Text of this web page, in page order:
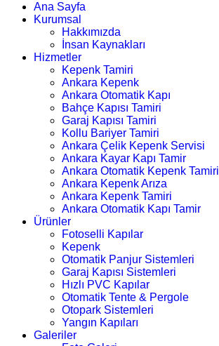
Ana Sayfa
Kurumsal
Hakkımızda
İnsan Kaynakları
Hizmetler
Kepenk Tamiri
Ankara Kepenk
Ankara Otomatik Kapı
Bahçe Kapısı Tamiri
Garaj Kapısı Tamiri
Kollu Bariyer Tamiri
Ankara Çelik Kepenk Servisi
Ankara Kayar Kapı Tamir
Ankara Otomatik Kepenk Tamiri
Ankara Kepenk Arıza
Ankara Kepenk Tamiri
Ankara Otomatik Kapı Tamir
Ürünler
Fotoselli Kapılar
Kepenk
Otomatik Panjur Sistemleri
Garaj Kapısı Sistemleri
Hızlı PVC Kapılar
Otomatik Tente & Pergole
Otopark Sistemleri
Yangın Kapıları
Galeriler